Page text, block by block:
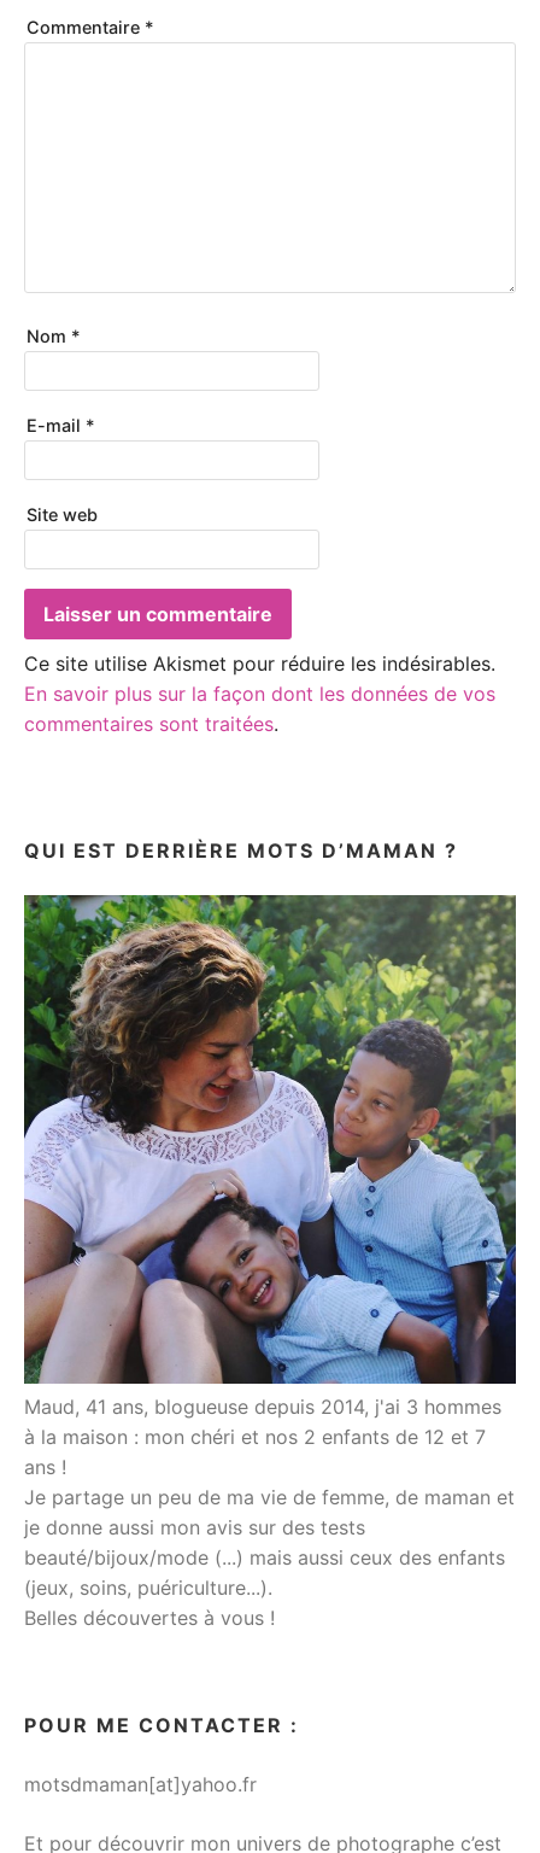
Commentaire *
Nom *
E-mail *
Site web
Ce site utilise Akismet pour réduire les indésirables.
En savoir plus sur la façon dont les données de vos
commentaires sont traitées.
QUI EST DERRIÈRE MOTS D’MAMAN ?
Maud, 41 ans, blogueuse depuis 2014, j'ai 3 hommes
à la maison : mon chéri et nos 2 enfants de 12 et 7
ans !
Je partage un peu de ma vie de femme, de maman et
je donne aussi mon avis sur des tests
beauté/bijoux/mode (...) mais aussi ceux des enfants
(jeux, soins, puériculture...).
Belles découvertes à vous !
POUR ME CONTACTER :
motsdmaman[at]yahoo.fr
Et pour découvrir mon univers de photographe c’est